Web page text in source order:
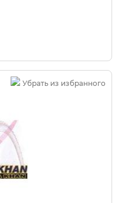
Убрать из избранного